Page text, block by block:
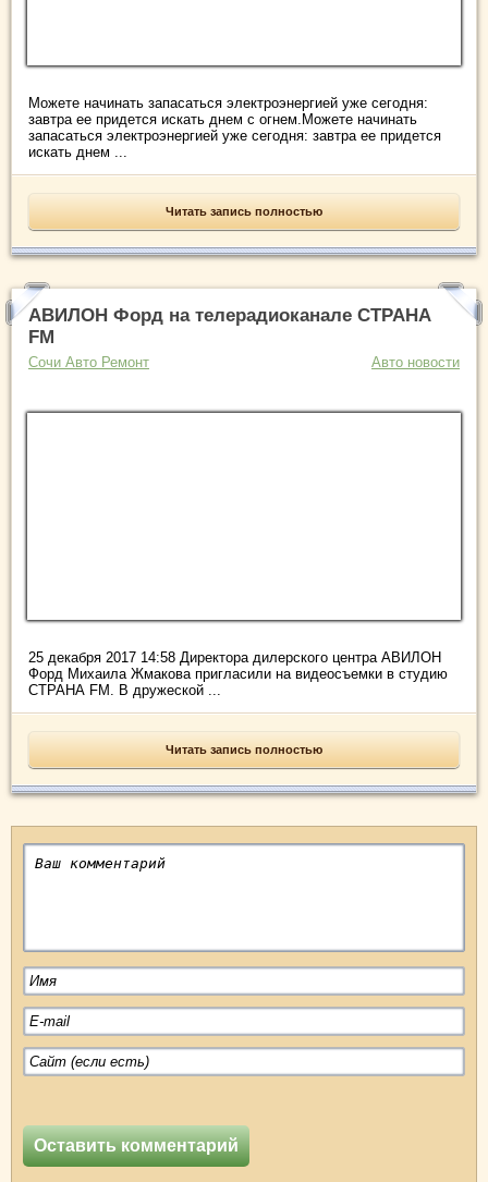
Можете начинать запасаться электроэнергией уже сегодня:
завтра ее придется искать днем с огнем.Можете начинать
запасаться электроэнергией уже сегодня: завтра ее придется
искать днем ...
Читать запись полностью
АВИЛОН Форд на телерадиоканале СТРАНА
FM
Сочи Авто Ремонт Авто новости
25 декабря 2017 14:58 Директора дилерского центра АВИЛОН
Форд Михаила Жмакова пригласили на видеосъемки в студию
СТРАНА FM. В дружеской ...
Читать запись полностью